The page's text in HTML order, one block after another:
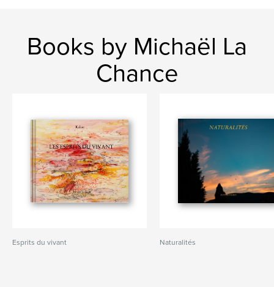
Books by Michaël La
Chance
Esprits du vivant Naturalités